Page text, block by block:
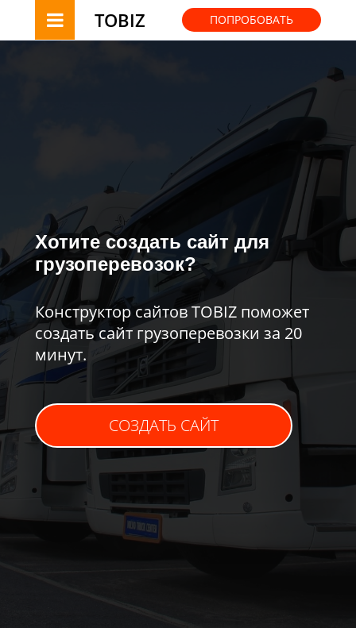
TOBIZ ПОПРОБОВАТЬ
Хотите создать сайт для
грузоперевозок?
Конструктор сайтов TOBIZ поможет
создать сайт грузоперевозки за 20
минут.
СОЗДАТЬ САЙТ